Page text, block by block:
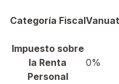
Categoría Fiscal
Impuesto sobre
la Renta
Personal
0%